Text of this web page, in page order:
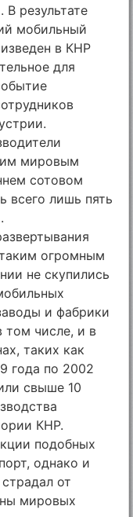
В результате
мобильный
в КНР
для
мировым
сотовом
всего лишь пять
огромным
не скупились
и фабрики
том числе, и в
таких как
года по 2002
свыше 10
КНР.
подобных
однако и
от
мировых